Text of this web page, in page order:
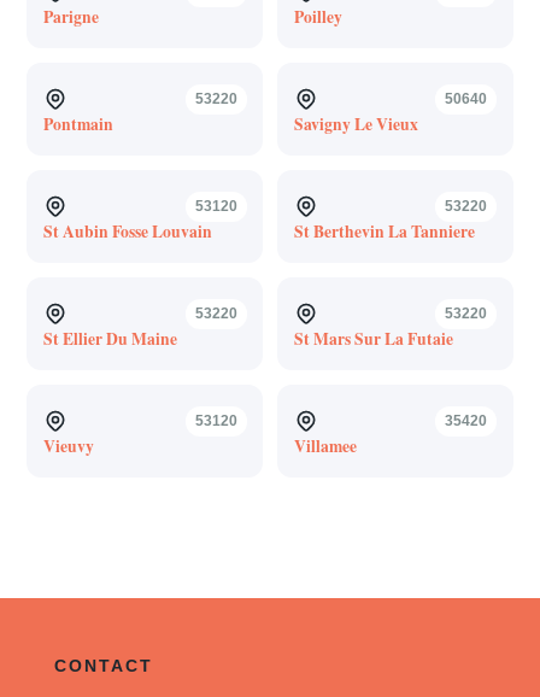
Parigne Poilley
53220
Pontmain
50640
Savigny Le Vieux
53120
St Aubin Fosse Louvain
53220
St Berthevin La Tanniere
53220
St Ellier Du Maine
53220
St Mars Sur La Futaie
53120
Vieuvy
35420
Villamee
CONTACT